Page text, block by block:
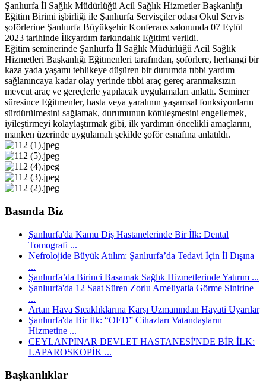
Şanlıurfa İl Sağlık Müdürlüğü Acil Sağlık Hizmetler Başkanlığı
Eğitim Birimi işbirliği ile Şanlıurfa Servisçiler odası Okul Servis
şoförlerine Şanlıurfa Büyükşehir Konferans salonunda 07 Eylül
2023 tarihinde İlkyardım farkındalık Eğitimi verildi.
Eğitim seminerinde Şanlıurfa İl Sağlık Müdürlüğü Acil Sağlık
Hizmetleri Başkanlığı Eğitmenleri tarafından, şoförlere, herhangi bir
kaza yada yaşamı tehlikeye düşüren bir durumda tıbbi yardım
sağlanıncaya kadar olay yerinde tıbbi araç gereç aranmaksızın
mevcut araç ve gereçlerle yapılacak uygulamaları anlattı. Seminer
süresince Eğitmenler, hasta veya yaralının yaşamsal fonksiyonların
sürdürülmesini sağlamak, durumunun kötüleşmesini engellemek,
iyileştirmeyi kolaylaştırmak gibi, ilk yardımın öncelikli amaçlarını,
manken üzerinde uygulamalı şekilde şoför esnafına anlatıldı.
Basında Biz
Şanlıurfa'da Kamu Diş Hastanelerinde Bir İlk: Dental
Tomografi ...
Nefrolojide Büyük Atılım: Şanlıurfa’da Tedavi İçin İl Dışına
...
Şanlıurfa’da Birinci Basamak Sağlık Hizmetlerinde Yatırım ...
Şanlıurfa'da 12 Saat Süren Zorlu Ameliyatla Görme Sinirine
...
Artan Hava Sıcaklıklarına Karşı Uzmanından Hayati Uyarılar
Şanlıurfa'da Bir İlk: “OED” Cihazları Vatandaşların
Hizmetine ...
CEYLANPINAR DEVLET HASTANESİ'NDE BİR İLK:
LAPAROSKOPİK ...
Başkanlıklar